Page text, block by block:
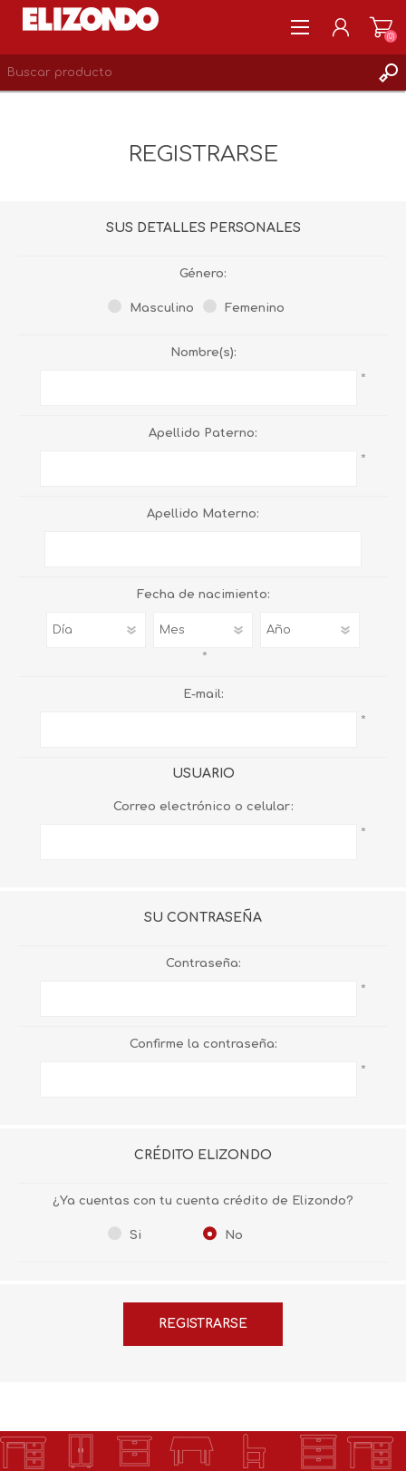
(0)
REGISTRARSE
SUS DETALLES PERSONALES
Género:
Masculino Femenino
Nombre(s):
*
Apellido Paterno:
*
Apellido Materno:
Fecha de nacimiento:
*
E-mail:
*
USUARIO
Correo electrónico o celular:
*
SU CONTRASEÑA
Contraseña:
*
Confirme la contraseña:
*
CRÉDITO ELIZONDO
¿Ya cuentas con tu cuenta crédito de Elizondo?
Si No